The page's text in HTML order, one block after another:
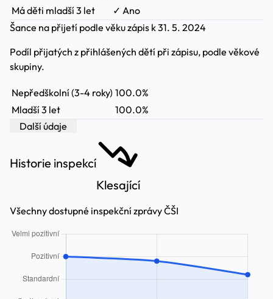
Má děti mladší 3 let
✓ Ano
Šance na přijetí podle věkuzápis k 31. 5. 2024
Podíl přijatých z přihlášených dětí při zápisu, podle věkové
skupiny.
Nepředškolní (3-4 roky) 100.0%
Mladší 3 let
100.0%
Další údaje
Historie inspekcí
Klesající
Všechny dostupné inspekční zprávy ČŠI